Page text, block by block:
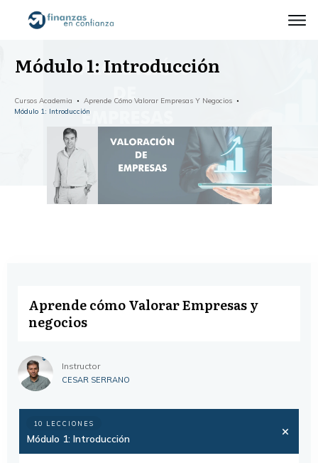
Módulo 1: Introducción
Cursos Academia
Aprende Cómo Valorar Empresas Y Negocios
Módulo 1: Introducción
Aprende cómo Valorar Empresas y
negocios
Instructor
CESAR SERRANO
10 LECCIONES
Módulo 1: Introducción